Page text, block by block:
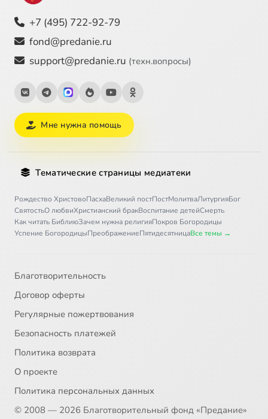
+7 (495) 722-92-79
fond@predanie.ru
support@predanie.ru (техн.вопросы)
Мне нужна помощь
Тематические страницы медиатеки
Рождество ХристовоПасхаВеликий постПостМолитваЛитургияБог
СвятостьО любвиХристианский бракВоспитание детейСмерть
Как читать БиблиюЗачем нужна религияПокров Богородицы
Успение БогородицыПреображениеПятидесятницаВсе темы →
Благотворительность
Договор оферты
Регулярные пожертвования
Безопасность платежей
Политика возврата
О проекте
Политика персональных данных
© 2008 — 2026 Благотворительный фонд «Предание»